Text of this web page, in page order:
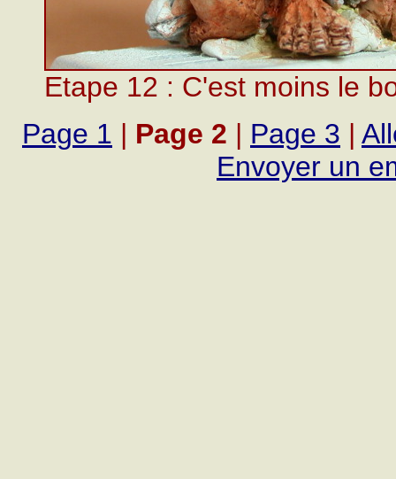
Etape 12 : C'est moins le
Page 1 | Page 2 | Page 3 |
Envoyer un